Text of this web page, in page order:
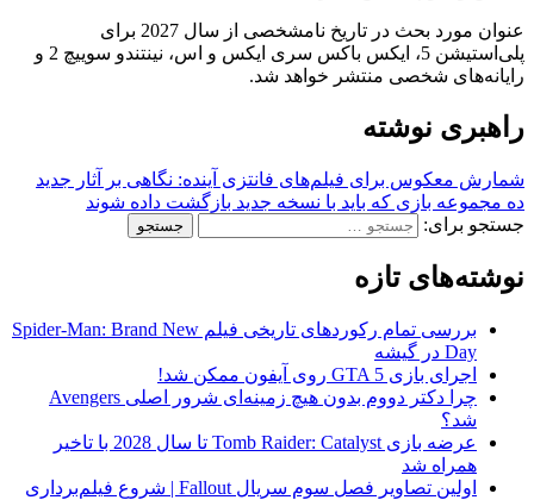
عنوان مورد بحث در تاریخ نامشخصی از سال 2027 برای
پلی‌استیشن 5، ایکس باکس سری ایکس و اس، نینتندو سوییچ 2 و
رایانه‌های شخصی منتشر خواهد شد.
راهبری نوشته
شمارش معکوس برای فیلم‌های فانتزی آینده: نگاهی بر آثار جدید
ده مجموعه بازی که باید با نسخه جدید بازگشت داده شوند
جستجو برای:
نوشته‌های تازه
بررسی تمام رکوردهای تاریخی فیلم Spider-Man: Brand New
Day در گیشه
اجرای بازی GTA 5 روی آیفون ممکن شد!
چرا دکتر دووم بدون هیچ زمینه‌ای شرور اصلی Avengers
شد؟
عرضه بازی Tomb Raider: Catalyst تا سال 2028 با تاخیر
همراه شد
اولین تصاویر فصل سوم سریال Fallout | شروع فیلم‌برداری